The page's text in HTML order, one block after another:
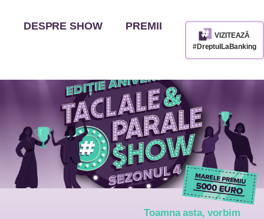
DESPRE SHOW PREMII
VIZITEAZĂ
#DreptulLaBanking
Toamna asta, vorbim